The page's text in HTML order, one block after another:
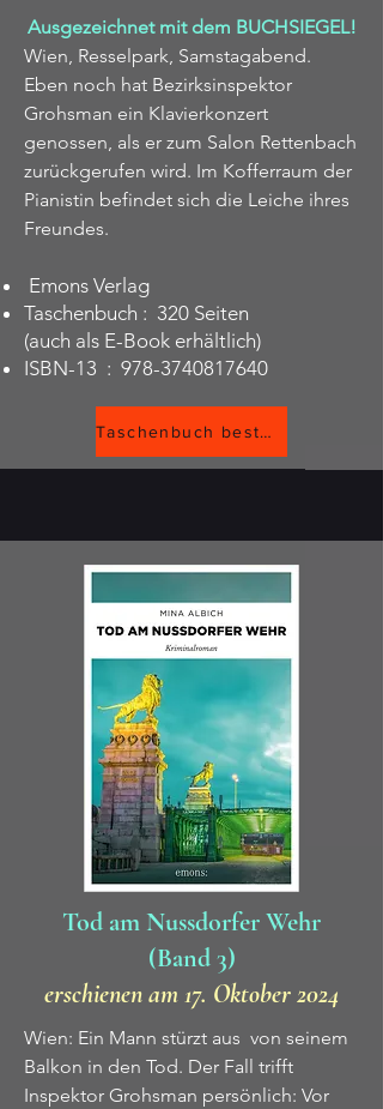
Ausgezeichnet mit dem BUCHSIEGEL!
Wien, Resselpark, Samstagabend.
Eben noch hat Bezirksinspektor
Grohsman ein Klavierkonzert
genossen, als er zum Salon Rettenbach
zurückgerufen wird. Im Kofferraum der
Pianistin befindet sich die Leiche ihres
Freundes.
‎ Emons Verlag
Taschenbuch ‏: ‎ 320 Seiten
(auch als E-Book erhältlich)
ISBN-13 ‏ : ‎ 978-3740817640
Taschenbuch bestellen
Tod am Nussdorfer Wehr
(Band 3)
erschienen am 17. Oktober 2024
Wien: Ein Mann stürzt aus von seinem
Balkon in den Tod. Der Fall trifft
Inspektor Grohsman persönlich: Vor